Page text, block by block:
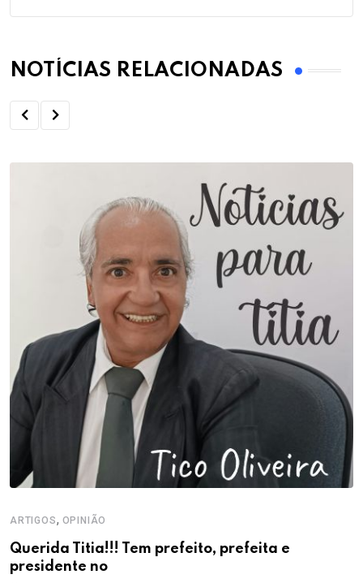
NOTÍCIAS RELACIONADAS
ARTIGOS, OPINIÃO
Querida Titia!!! Tem prefeito, prefeita e
presidente no